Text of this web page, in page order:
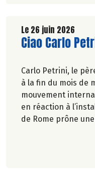
Le 26 juin 2026
Lire la suite de
Ciao Carlo
Carlo Petrini, le
à la fin du mois de
mouvement
en réaction à
de Rome prône
republions ici
àCulture Bioen